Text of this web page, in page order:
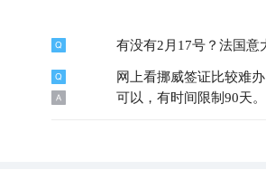
有没有2月17号？法国意
网上看挪威签证比较难
可以，有时间限制90天。